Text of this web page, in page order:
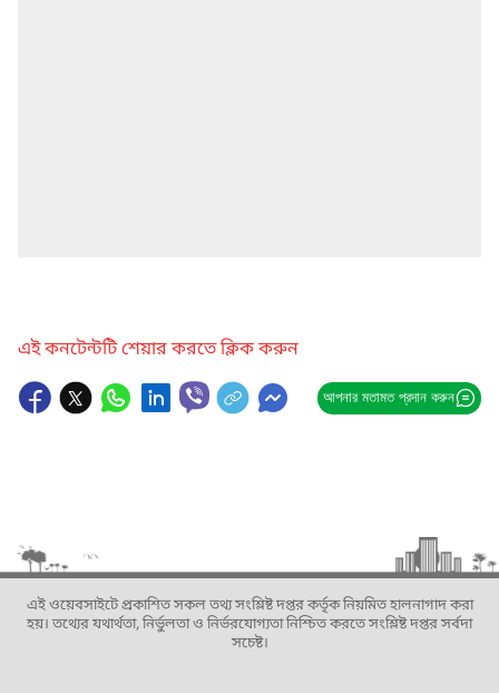
এই কনটেন্টটি শেয়ার করতে ক্লিক করুন
আপনার মতামত প্রদান করুন
এই ওয়েবসাইটে প্রকাশিত সকল তথ্য সংশ্লিষ্ট দপ্তর কর্তৃক নিয়মিত হালনাগাদ করা
হয়। তথ্যের যথার্থতা, নির্ভুলতা ও নির্ভরযোগ্যতা নিশ্চিত করতে সংশ্লিষ্ট দপ্তর সর্বদা
সচেষ্ট।